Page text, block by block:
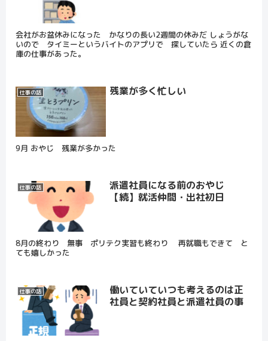
会社がお盆休みになった かなりの長い2週間の休みだ しょうがな
いので タイミーというバイトのアプリで 探していたら 近くの倉
庫の仕事があった。
仕事の話 残業が多く忙しい
9月 おやじ 残業が多かった
仕事の話
派遣社員になる前のおやじ
【続】就活仲間・出社初日
8月の終わり 無事 ポリテク実習も終わり 再就職もできて と
ても嬉しかった
仕事の話
働いていていつも考えるのは正
社員と契約社員と派遣社員の事